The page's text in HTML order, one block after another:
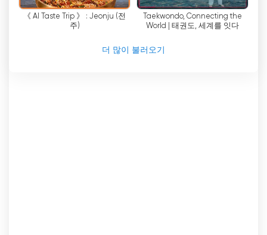
자는 좋아하는 프로그램, 다큐멘터리, 음악 공연을
편리하게 시청할 수 있습니다. 놓친 에피소드를 다시
보거나 새로운 콘텐츠를 탐색할 때 아리랑 TV/라디
오는 시청자가 방대한 고품질 프로그램 라이브러리
《 AI Taste Trip 》 : Jeonju (전
주)
Taekwondo, Connecting the
World | 태권도, 세계를 잇다
더 많이 불러오기